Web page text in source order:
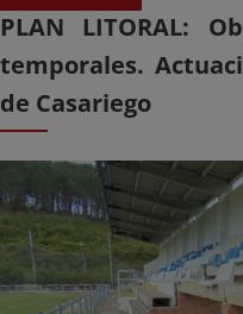
PLAN LITORAL:
temporales.
de Casariego